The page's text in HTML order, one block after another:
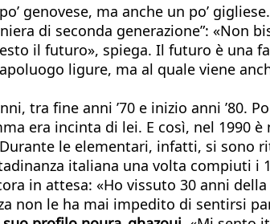
genovese, ma anche un po’
di seconda generazione”: «Non
il futuro», spiega. Il futuro è una
ligure, ma al quale viene
tra fine anni ’70 e inizio anni ’80.
era incinta di lei. E così, nel 1990 è
le elementari, infatti, si
italiana una volta compiuti i
in attesa: «Ho vissuto 30 anni
non le ha mai impedito di sentirsi